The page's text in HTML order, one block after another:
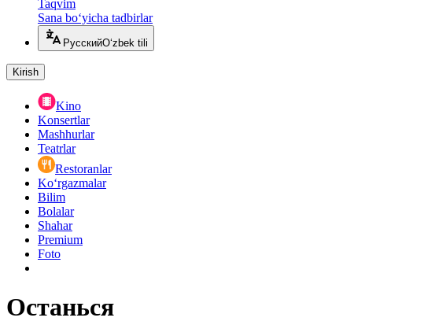
Taqvim
Sana bo‘yicha tadbirlar
РусскийO‘zbek tili
Kirish
Kino
Konsertlar
Mashhurlar
Teatrlar
Restoranlar
Ko‘rgazmalar
Bilim
Bolalar
Shahar
Premium
Foto
Останься